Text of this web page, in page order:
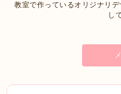
教室で作っているオリジナリ
し